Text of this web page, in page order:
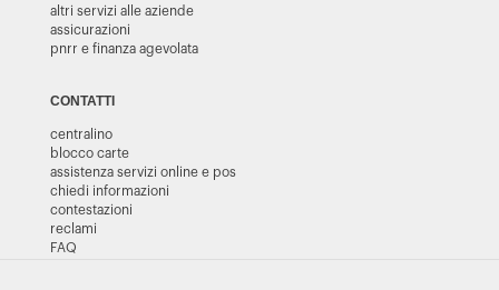
altri servizi alle aziende
assicurazioni
pnrr e finanza agevolata
CONTATTI
centralino
blocco carte
assistenza servizi online e pos
chiedi informazioni
contestazioni
reclami
FAQ